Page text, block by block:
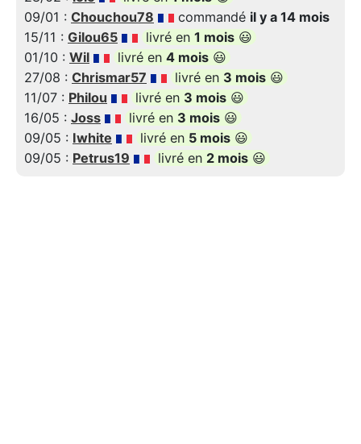
09/01 : Chouchou78 commandé il y a 14 mois
15/11 : Gilou65 livré en 1 mois 😃
01/10 : Wil livré en 4 mois 😃
27/08 : Chrismar57 livré en 3 mois 😃
11/07 : Philou livré en 3 mois 😃
16/05 : Joss livré en 3 mois 😃
09/05 : Iwhite livré en 5 mois 😃
09/05 : Petrus19 livré en 2 mois 😃